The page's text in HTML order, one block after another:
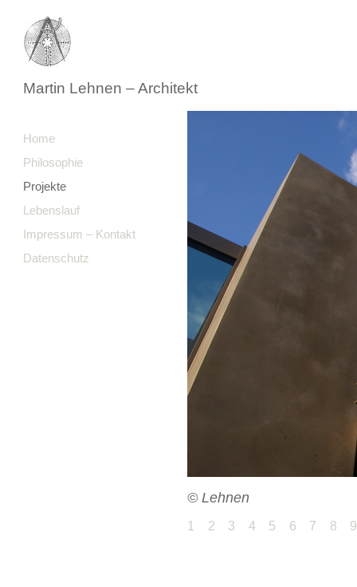
Martin Lehnen – Architekt
Home
Philosophie
Projekte
Lebenslauf
Impressum – Kontakt
Datenschutz
© Lehnen
1 2 3 4 5 6 7 8 9